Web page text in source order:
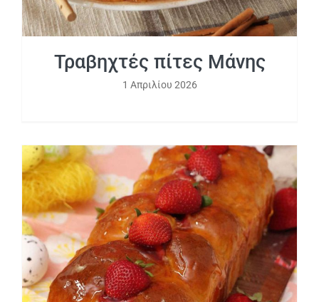
Τραβηχτές πίτες Μάνης
1 Απριλίου 2026
Τσουρέκι κρεμ μπρουλέ (crème brulee)
με φράουλα